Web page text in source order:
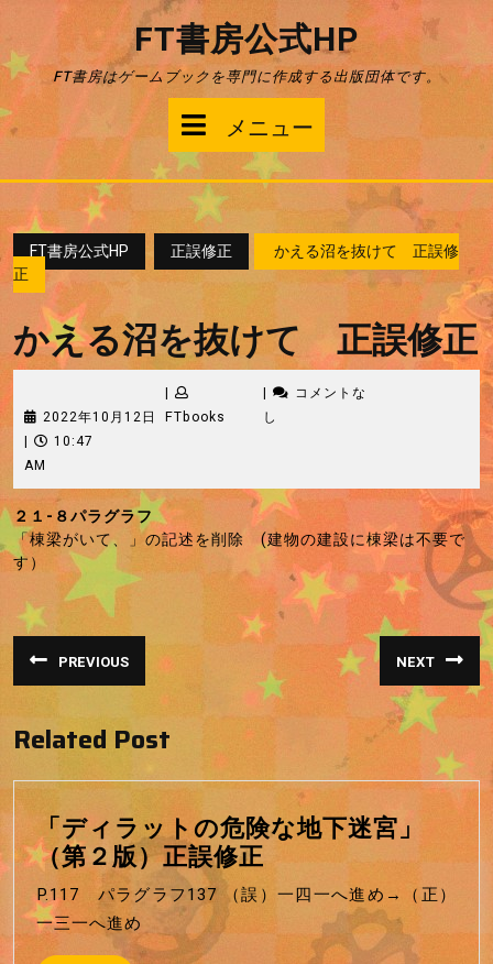
テ
ン
ツ
へ
FT書房公式HP
FT書房はゲームブックを専門に作成する出版団体です。
メニュー
ニ
ュ
ー
FT書房公式HP 正誤修正
かえる沼を抜けて 正誤修
正
かえる沼を抜けて 正誤修正
2022年10月12日
2022
月
12
日
|
FTbooks FTbooks
|
コメントな
し
|
10:47
AM
２１-８パラグラフ
「棟梁がいて、」の記述を削除 (建物の建設に棟梁は不要で
す）
投
稿
ナ
ビ
ゲ
ー
シ
ョ
ン
PREVIOUS
の
稿:
NEXT
次
の
投
稿:
Related Post
「ディラットの危険な地下迷宮」
（第２版）正誤修正「デ
ィ
ラ
ッ
P.117 パラグラフ137 （誤）一四一へ進め→（正）
一三一へ進め